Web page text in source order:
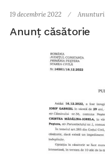
19 decembrie 2022 Anunturi
Anunț căsătorie